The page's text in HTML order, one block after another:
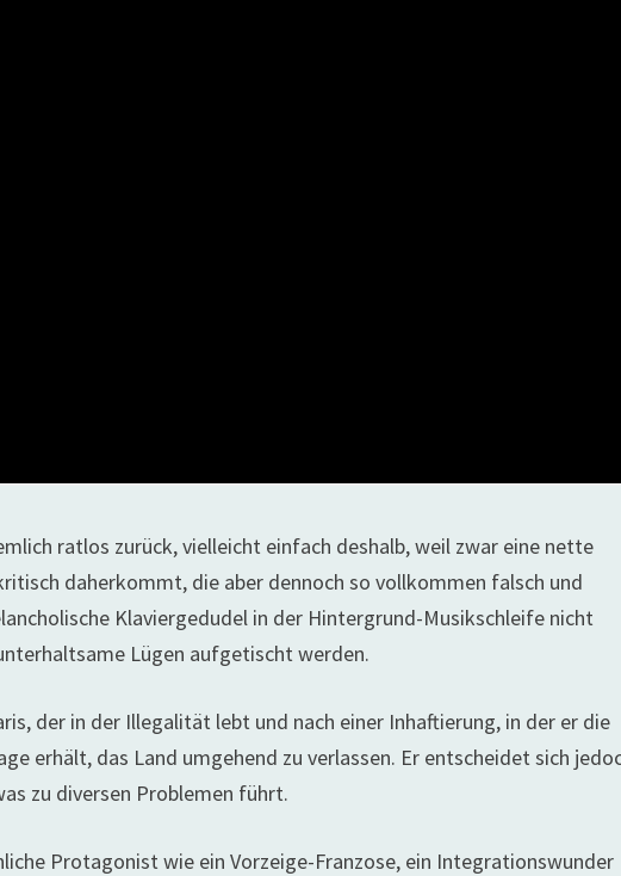
ratlos zurück, vielleicht einfach deshalb, weil zwar eine nette
daherkommt, die aber dennoch so vollkommen falsch und
Klaviergedudel in der Hintergrund-Musikschleife nicht
Lügen aufgetischt werden.
der in der Illegalität lebt und nach einer Inhaftierung, in der er die
erhält, das Land umgehend zu verlassen. Er entscheidet sich
zu diversen Problemen führt.
Protagonist wie ein Vorzeige-Franzose, ein Integrationswunder